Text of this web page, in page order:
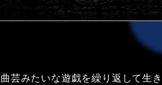
曲芸みたいな遊戯を繰り返して生